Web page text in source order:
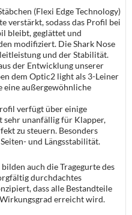
(Flexi Edge Technology)
verstärkt, sodass das Profil bei
bleibt, geglättet und
modifiziert. Die Shark Nose
und der Stabilität.
der Entwicklung unserer
dem Optic2 light als 3-Leiner
eine außergewöhnliche
verfügt über einige
sehr unanfällig für Klapper,
zu steuern. Besonders
und Längsstabilität.
auch die Tragegurte des
durchdachtes
dass alle Bestandteile
erreicht wird.